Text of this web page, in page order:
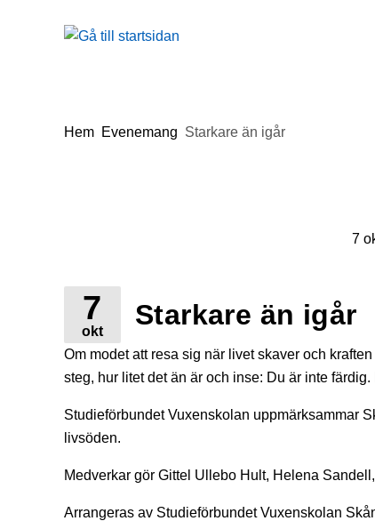
Gå till innehåll
Du är här:
Hem Evenemang Starkare än igår
7
7
okt
Starkare än igår
Om modet att resa sig när livet skaver och
steg, hur litet det än är och inse: Du är inte
Studieförbundet Vuxenskolan uppmärksammar
livsöden.
Medverkar gör Gittel Ullebo Hult, Helena
Arrangeras av Studieförbundet Vuxenskolan